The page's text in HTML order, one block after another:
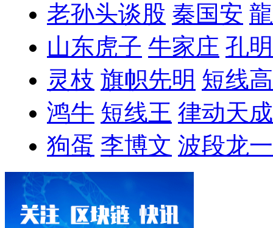
老孙头谈股 秦国安
山东虎子 牛家庄 孔
灵枝 旗帜先明 短线
鸿牛 短线王 律动天成
狗蛋 李博文 波段龙一